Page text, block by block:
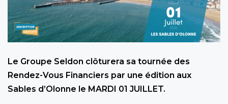
Le Groupe Seldon clôturera sa tournée des
Rendez-Vous Financiers par une édition aux
Sables d’Olonne le MARDI 01 JUILLET.